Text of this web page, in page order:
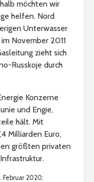
möchten wir
helfen. Nord
Unterwasser
November 2011
zieht sich
Russkoje durch
Konzerne
und Engie,
hält. Mit
Milliarden Euro,
größten privaten
Februar 2020;